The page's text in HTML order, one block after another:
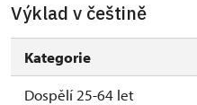
Výklad v češtině
Kategorie
Dospělí 25-64 let